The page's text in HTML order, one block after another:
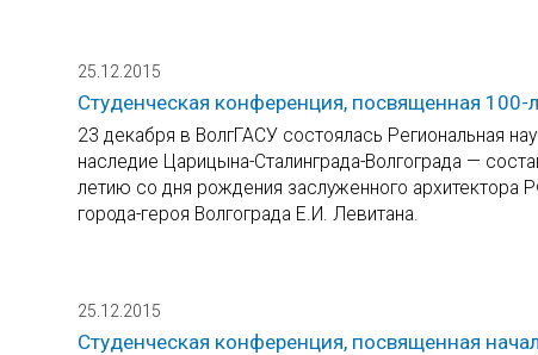
25.12.2015
Студенческая конференция, посвященная 100-
23 декабря в ВолгГАСУ состоялась Региональная
наследие Царицына-Сталинграда-Волгограда —
летию со дня рождения заслуженного архитектора
города-героя Волгограда Е.И. Левитана.
25.12.2015
Студенческая конференция, посвященная